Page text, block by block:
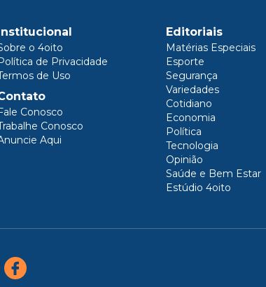
o 4oito
de Privacidade
de Uso
Conosco
Conosco
Aqui
Editoriais
Matérias Especiais
Esporte
Segurança
Variedades
Cotidiano
Economia
Política
Tecnologia
Opinião
Saúde e Bem Estar
Estúdio 4oito